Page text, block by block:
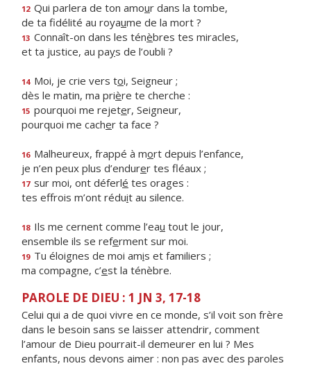
12 Qui parlera de ton amour dans la tombe,
de ta fidélité au royaume de la mort ?
13 Connaît-on dans les ténèbres tes miracles,
et ta justice, au pays de l’oubli ?
14 Moi, je crie vers toi, Seigneur ;
dès le matin, ma prière te cherche :
15 pourquoi me rejeter, Seigneur,
pourquoi me cacher ta face ?
16 Malheureux, frappé à mort depuis l’enfance,
je n’en peux plus d’endurer tes fléaux ;
17 sur moi, ont déferlé tes orages :
tes effrois m’ont réduit au silence.
18 Ils me cernent comme l’eau tout le jour,
ensemble ils se referment sur moi.
19 Tu éloignes de moi amis et familiers ;
ma compagne, c’est la ténèbre.
PAROLE DE DIEU : 1 JN 3, 17-18
Celui qui a de quoi vivre en ce monde, s’il voit son frère
dans le besoin sans se laisser attendrir, comment
l’amour de Dieu pourrait-il demeurer en lui ? Mes
enfants, nous devons aimer : non pas avec des paroles